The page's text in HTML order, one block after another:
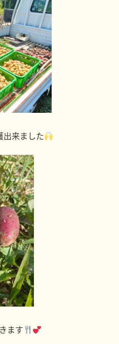
出来ました
ます